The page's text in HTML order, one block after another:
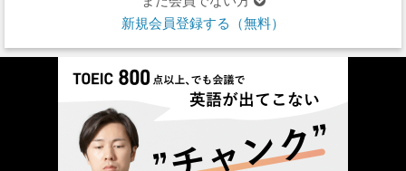
新規会員登録する（無料）